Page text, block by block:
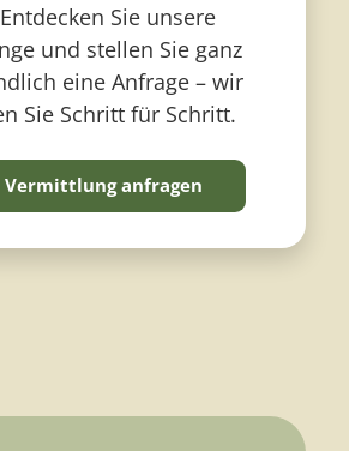
Sie unsere
und stellen Sie ganz
eine Anfrage – wir
Sie Schritt für Schritt.
Vermittlung anfragen